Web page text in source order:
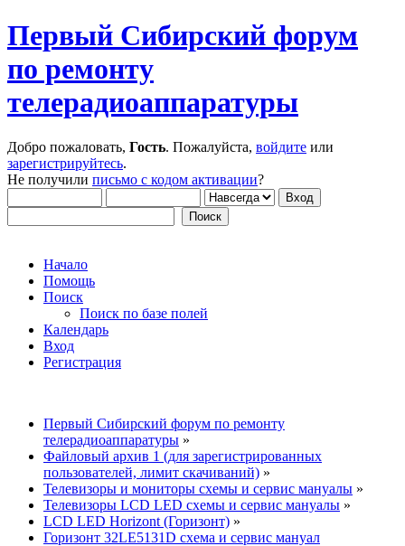
Первый Сибирский форум
по ремонту
телерадиоаппаратуры
Добро пожаловать, Гость. Пожалуйста, войдите или
зарегистрируйтесь.
Не получили письмо с кодом активации?
Начало
Помощь
Поиск
Поиск по базе полей
Календарь
Вход
Регистрация
Первый Сибирский форум по ремонту
телерадиоаппаратуры »
Файловый архив 1 (для зарегистрированных
пользователей, лимит скачиваний) »
Телевизоры и мониторы схемы и сервис мануалы »
Телевизоры LCD LED схемы и сервис мануалы »
LCD LED Horizont (Горизонт) »
Горизонт 32LE5131D схема и сервис мануал